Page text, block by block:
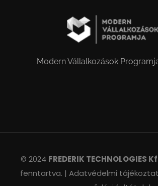
Modern Vállalkozások
© 2024 FREDERIK TECHNOLOGIES
fenntartva. | Adatvédelmi